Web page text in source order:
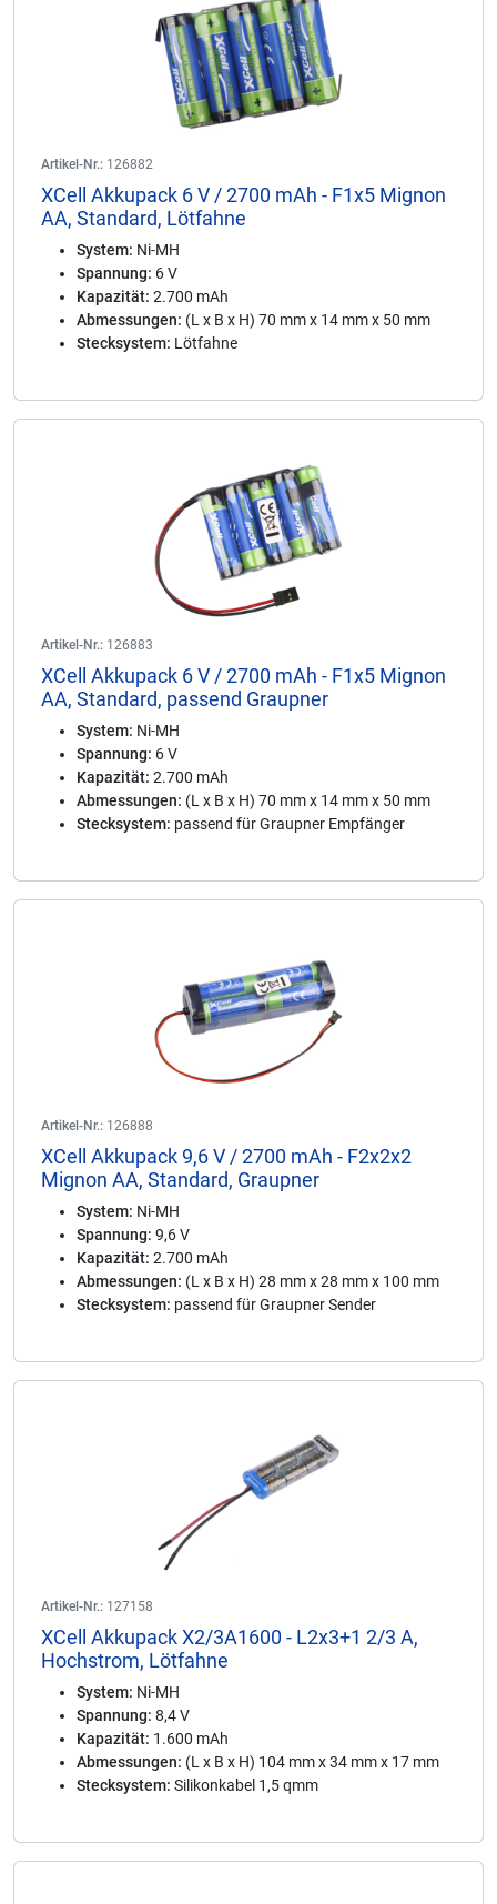
Artikel-Nr.: 126882
XCell Akkupack 6 V / 2700 mAh - F1x5 Mignon
AA, Standard, Lötfahne
System: Ni-MH
Spannung: 6 V
Kapazität: 2.700 mAh
Abmessungen: (L x B x H) 70 mm x 14 mm x 50 mm
Stecksystem: Lötfahne
Artikel-Nr.: 126883
XCell Akkupack 6 V / 2700 mAh - F1x5 Mignon
AA, Standard, passend Graupner
System: Ni-MH
Spannung: 6 V
Kapazität: 2.700 mAh
Abmessungen: (L x B x H) 70 mm x 14 mm x 50 mm
Stecksystem: passend für Graupner Empfänger
Artikel-Nr.: 126888
XCell Akkupack 9,6 V / 2700 mAh - F2x2x2
Mignon AA, Standard, Graupner
System: Ni-MH
Spannung: 9,6 V
Kapazität: 2.700 mAh
Abmessungen: (L x B x H) 28 mm x 28 mm x 100 mm
Stecksystem: passend für Graupner Sender
Artikel-Nr.: 127158
XCell Akkupack X2/3A1600 - L2x3+1 2/3 A,
Hochstrom, Lötfahne
System: Ni-MH
Spannung: 8,4 V
Kapazität: 1.600 mAh
Abmessungen: (L x B x H) 104 mm x 34 mm x 17 mm
Stecksystem: Silikonkabel 1,5 qmm